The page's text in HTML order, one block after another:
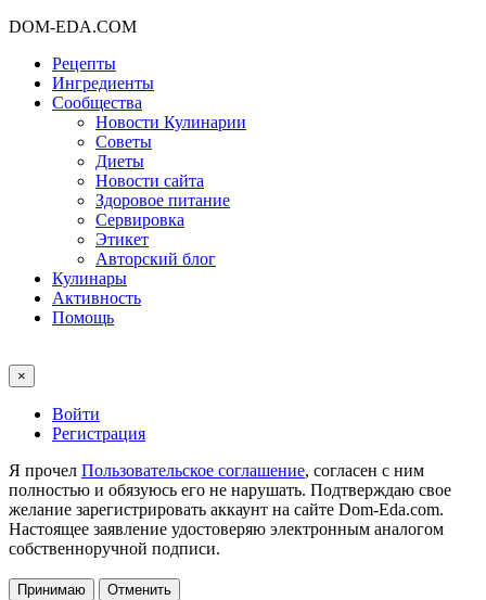
DOM-EDA.COM
Рецепты
Ингредиенты
Сообщества
Новости Кулинарии
Советы
Диеты
Новости сайта
Здоровое питание
Сервировка
Этикет
Авторский блог
Кулинары
Активность
Помощь
×
Войти
Регистрация
Я прочел Пользовательское соглашение, согласен с ним
полностью и обязуюсь его не нарушать. Подтверждаю свое
желание зарегистрировать аккаунт на сайте Dom-Eda.com.
Настоящее заявление удостоверяю электронным аналогом
собственноручной подписи.
Принимаю Отменить